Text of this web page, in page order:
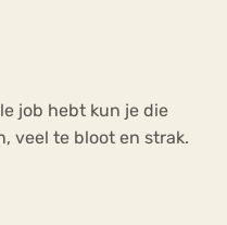
job hebt kun je die
veel te bloot en strak.